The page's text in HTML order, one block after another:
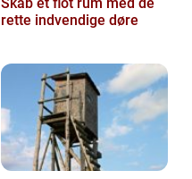
rette indvendige døre